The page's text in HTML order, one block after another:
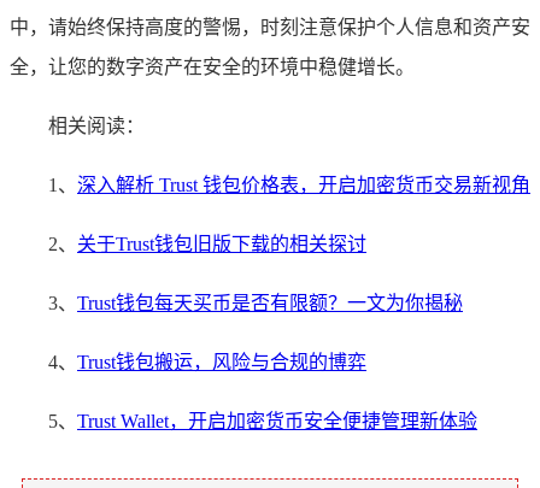
中，请始终保持高度的警惕，时刻注意保护个人信息和资产安
全，让您的数字资产在安全的环境中稳健增长。
相关阅读：
1、 深入解析 Trust 钱包价格表，开启加密货币交易新视角
2、 关于Trust钱包旧版下载的相关探讨
3、 Trust钱包每天买币是否有限额？一文为你揭秘
4、 Trust钱包搬运，风险与合规的博弈
5、 Trust Wallet，开启加密货币安全便捷管理新体验